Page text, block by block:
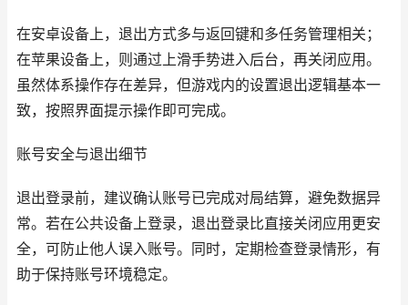
在安卓设备上，退出方式多与返回键和多任务管理相关；
在苹果设备上，则通过上滑手势进入后台，再关闭应用。
虽然体系操作存在差异，但游戏内的设置退出逻辑基本一
致，按照界面提示操作即可完成。
账号安全与退出细节
退出登录前，建议确认账号已完成对局结算，避免数据异
常。若在公共设备上登录，退出登录比直接关闭应用更安
全，可防止他人误入账号。同时，定期检查登录情形，有
助于保持账号环境稳定。